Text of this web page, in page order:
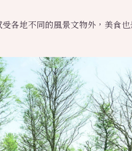
各地不同的風景文物外，美食